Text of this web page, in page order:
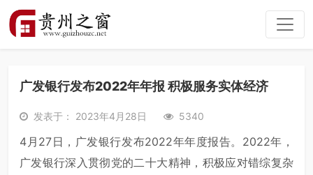
广发银行发布2022年年报 积极服务实体经济
发表于： 2023年4月28日 5340
4月27日，广发银行发布2022年年度报告。2022年，
广发银行深入贯彻党的二十大精神，积极应对错综复杂